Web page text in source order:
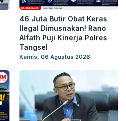
46 Juta Butir Obat Keras
Ilegal Dimusnakan! Rano
Alfath Puji Kinerja Polres
Tangsel
Kamis, 06 Agustus 2026